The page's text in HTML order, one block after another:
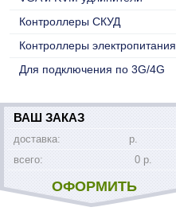
Контроллеры СКУД
Контроллеры электропитания
Для подключения по 3G/4G
ВАШ ЗАКАЗ
доставка:
р.
всего:
0 р.
ОФОРМИТЬ